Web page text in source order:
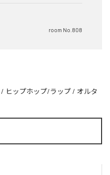
room No.808
/ ヒップホップ/ラップ / オルタ